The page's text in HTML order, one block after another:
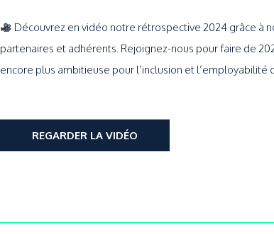
Découvrez en vidéo notre rétrospective 2024 grâce à
partenaires et adhérents. Rejoignez-nous pour faire de
encore plus ambitieuse pour l’inclusion et l’employabilité
REGARDER LA VIDÉO